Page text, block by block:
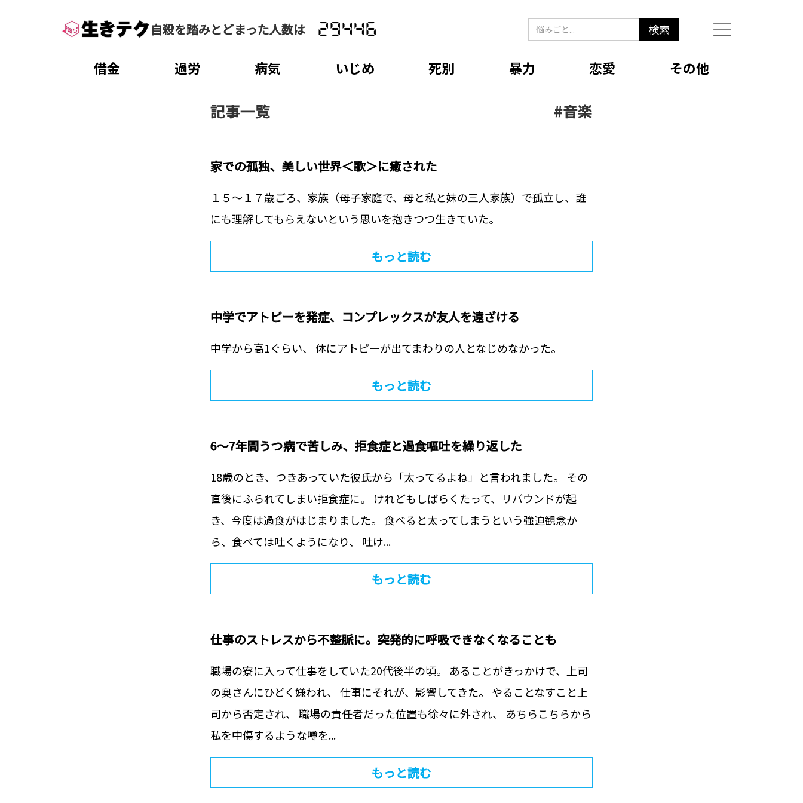
自殺を踏みとどまった人数は 29446
借金 過労 病気 いじめ 死別 暴力 恋愛 その他
記事一覧 #音楽
家での孤独、美しい世界＜歌＞に癒された
１５～１７歳ごろ、家族（母子家庭で、母と私と妹の三人家族）で孤立し、誰
にも理解してもらえないという思いを抱きつつ生きていた。
もっと読む
中学でアトピーを発症、コンプレックスが友人を遠ざける
中学から高1ぐらい、 体にアトピーが出てまわりの人となじめなかった。
もっと読む
6～7年間うつ病で苦しみ、拒食症と過食嘔吐を繰り返した
18歳のとき、つきあっていた彼氏から「太ってるよね」と言われました。 その
直後にふられてしまい拒食症に。 けれどもしばらくたって、リバウンドが起
き、今度は過食がはじまりました。 食べると太ってしまうという強迫観念か
ら、食べては吐くようになり、 吐け...
もっと読む
仕事のストレスから不整脈に。突発的に呼吸できなくなることも
職場の寮に入って仕事をしていた20代後半の頃。 あることがきっかけで、上司
の奥さんにひどく嫌われ、 仕事にそれが、影響してきた。 やることなすこと上
司から否定され、 職場の責任者だった位置も徐々に外され、 あちらこちらから
私を中傷するような噂を...
もっと読む